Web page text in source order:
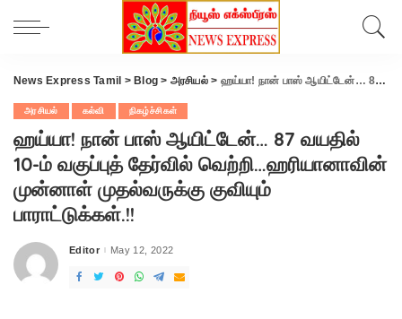
News Express Tamil > Blog > அரசியல்> ஹய்யா! நான் பாஸ் ஆயிட்டேன்… 87 வயதில் 10-ம் வகுப்புத் தேர்வில் வெற்றி…ஹரியானாவின் முன்னாள் முதல்வருக்கு குவியும் பாராட்டுக்கள்.!!
அரசியல் கல்வி நிகழ்ச்சிகள்
ஹய்யா! நான் பாஸ் ஆயிட்டேன்… 87 வயதில்
10-ம் வகுப்புத் தேர்வில் வெற்றி…ஹரியானாவின்
முன்னாள் முதல்வருக்கு குவியும்
பாராட்டுக்கள்.!!
Posted
Editor May 12, 2022